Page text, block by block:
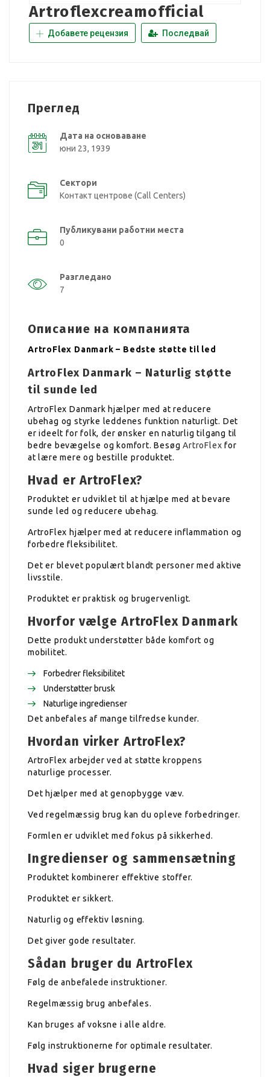
Artroflexcreamofficial
Добавете рецензия Последвай
Преглед
Дата на основаване
юни 23, 1939
Сектори
Контакт центрове (Call Centers)
Публикувани работни места
0
Разгледано
7
Описание на компанията
ArtroFlex Danmark – Bedste støtte til led
ArtroFlex Danmark – Naturlig støtte
til sunde led
ArtroFlex Danmark hjælper med at reducere
ubehag og styrke leddenes funktion naturligt. Det
er ideelt for folk, der ønsker en naturlig tilgang til
bedre bevægelse og komfort. BesøgArtroFlex for
at lære mere og bestille produktet.
Hvad er ArtroFlex?
Produktet er udviklet til at hjælpe med at bevare
sunde led og reducere ubehag.
ArtroFlex hjælper med at reducere inflammation og
forbedre fleksibilitet.
Det er blevet populært blandt personer med aktive
livsstile.
Produktet er praktisk og brugervenligt.
Hvorfor vælge ArtroFlex Danmark
Dette produkt understøtter både komfort og
mobilitet.
Forbedrer fleksibilitet
Understøtter brusk
Naturlige ingredienser
Det anbefales af mange tilfredse kunder.
Hvordan virker ArtroFlex?
ArtroFlex arbejder ved at støtte kroppens
naturlige processer.
Det hjælper med at genopbygge væv.
Ved regelmæssig brug kan du opleve forbedringer.
Formlen er udviklet med fokus på sikkerhed.
Ingredienser og sammensætning
Produktet kombinerer effektive stoffer.
Produktet er sikkert.
Naturlig og effektiv løsning.
Det giver gode resultater.
Sådan bruger du ArtroFlex
Følg de anbefalede instruktioner.
Regelmæssig brug anbefales.
Kan bruges af voksne i alle aldre.
Følg instruktionerne for optimale resultater.
Hvad siger brugerne